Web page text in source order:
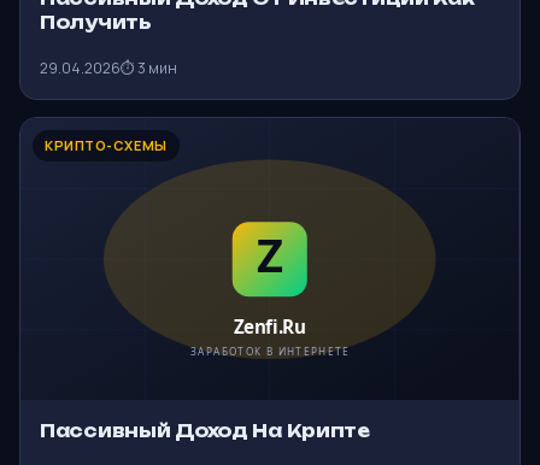
Получить
29.04.2026⏱ 3 мин
КРИПТО-СХЕМЫ
Пассивный Доход На Крипте